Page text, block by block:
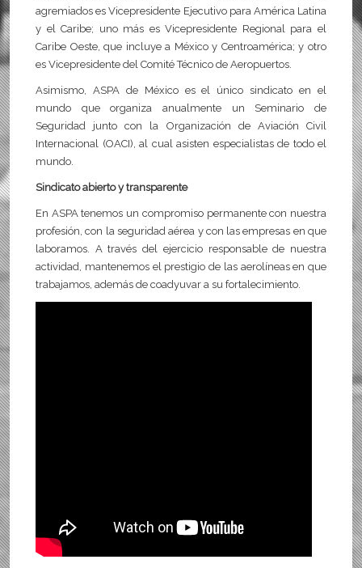
agremiados es Vicepresidente Ejecutivo para América Latina
y el Caribe; uno más es Vicepresidente Regional para el
Caribe Oeste, que incluye a México y Centroamérica; y otro
es Vicepresidente del Comité Técnico de Aeropuertos.
Asimismo, ASPA de México es el único sindicato en el
mundo que organiza anualmente un Seminario de
Seguridad junto con la Organización de Aviación Civil
Internacional (OACI), al cual asisten especialistas de todo el
mundo.
Sindicato abierto y transparente
En ASPA tenemos un compromiso permanente con nuestra
profesión, con la seguridad aérea y con las empresas en que
laboramos. A través del ejercicio responsable de nuestra
actividad, mantenemos el prestigio de las aerolíneas en que
trabajamos, además de coadyuvar a su fortalecimiento.